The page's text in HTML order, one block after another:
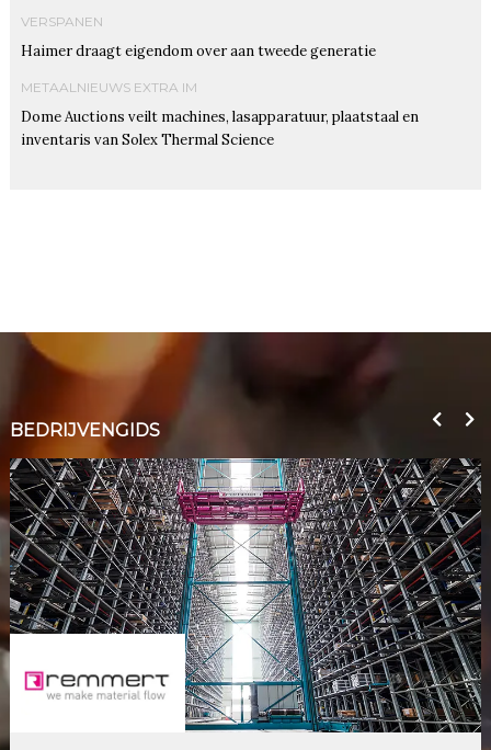
VERSPANEN
Haimer draagt eigendom over aan tweede generatie
METAALNIEUWS EXTRA IM
Dome Auctions veilt machines, lasapparatuur, plaatstaal en
inventaris van Solex Thermal Science
BEDRIJVENGIDS